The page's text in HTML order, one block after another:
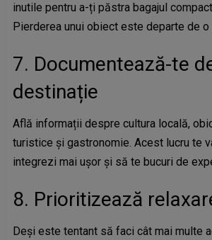
inutile pentru a-ți păstra bagajul
Pierderea unui obiect este departe de o
7. Documentează-te
destinație
Află informații despre cultura locală,
turistice și gastronomie. Acest lucru te
integrezi mai ușor și să te bucuri de
8. Prioritizează
Deși este tentant să faci cât mai multe